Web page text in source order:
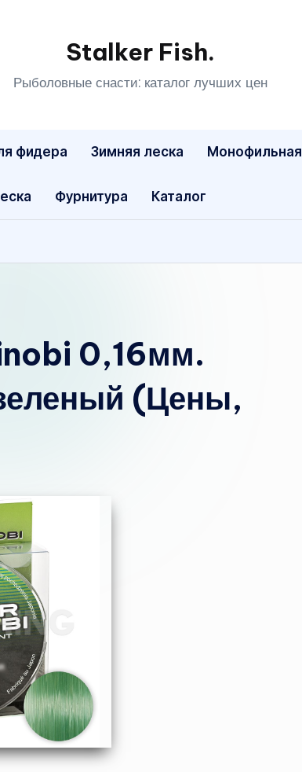
Stalker Fish.
Рыболовные снасти: каталог лучших цен
фидера Зимняя леска
Фурнитура Каталог
0,16мм.
(Цены,